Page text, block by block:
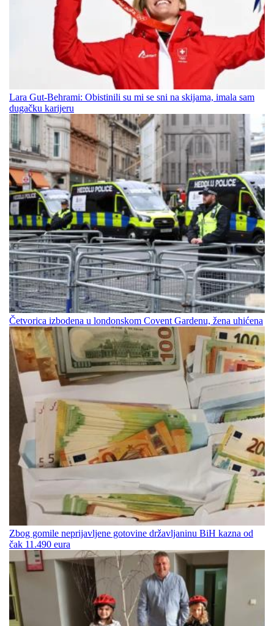
Lara Gut-Behrami: Obistinili su mi se sni na skijama, imala sam
dugačku karijeru
Četvorica izbodena u londonskom Covent Gardenu, žena uhićena
Zbog gomile neprijavljene gotovine državljaninu BiH kazna od
čak 11.490 eura